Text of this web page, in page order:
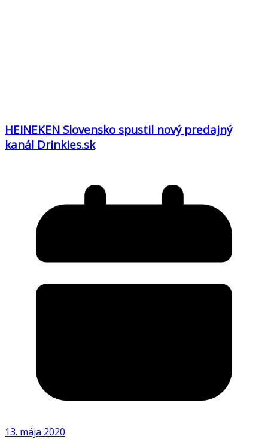
HEINEKEN Slovensko spustil nový predajný
kanál Drinkies.sk
13. mája 2020